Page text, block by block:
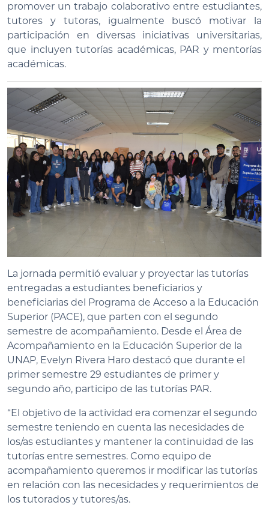
promover un trabajo colaborativo entre estudiantes,
tutores y tutoras, igualmente buscó motivar la
participación en diversas iniciativas universitarias,
que incluyen tutorías académicas, PAR y mentorías
académicas.
La jornada permitió evaluar y proyectar las tutorías
entregadas a estudiantes beneficiarios y
beneficiarias del Programa de Acceso a la Educación
Superior (PACE), que parten con el segundo
semestre de acompañamiento. Desde el Área de
Acompañamiento en la Educación Superior de la
UNAP, Evelyn Rivera Haro destacó que durante el
primer semestre 29 estudiantes de primer y
segundo año, participo de las tutorías PAR.
“El objetivo de la actividad era comenzar el segundo
semestre teniendo en cuenta las necesidades de
los/as estudiantes y mantener la continuidad de las
tutorías entre semestres. Como equipo de
acompañamiento queremos ir modificar las tutorías
en relación con las necesidades y requerimientos de
los tutorados y tutores/as.